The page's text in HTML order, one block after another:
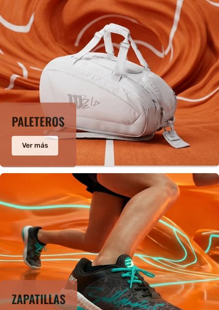
PALETEROS
Ver más
ZAPATILLAS